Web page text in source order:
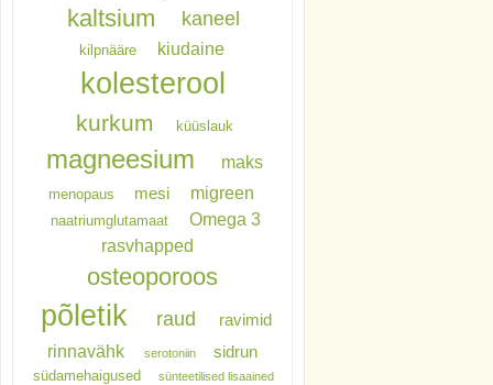
kaltsium kaneel
kilpnääre kiudaine
kolesterool
kurkum küüslauk
magneesium maks
menopaus mesi migreen
naatriumglutamaat
Omega 3
rasvhapped
osteoporoos
põletik raud ravimid
rinnavähk serotoniin sidrun
südamehaigused sünteetilised lisaained